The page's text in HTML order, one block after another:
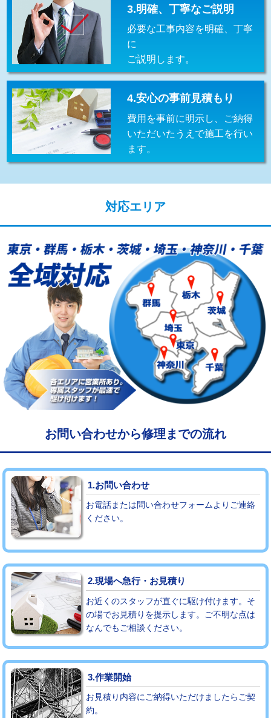
交換・取付（その他部品） 11,000円+材料費
持込商品取付（単水栓） 13,200円
持込商品取付（混合水栓） 16,500円
持込商品取付（浄水器・分岐水栓） 16,500円
給水管工事※（ホール加工) 16,500円
給水管工事※（バンド止め) 3,300円
給水管工事※（支持金具設置)
業)
給水管工事※（塩ビ管（VP・HI）使
用/3ｍまで)
33,000円
給水管工事※（塩ビ管（VP・HI）使
用（追加）/3ｍ超え)
+8,800円
給水管工事※（ライニング鋼管・銅
管・ポリ管・HT管使用/3ｍまで)
44,000円
給水管工事※（ライニング鋼管・銅
管・ポリ管・HT管使用/3ｍ超え)
+8,800円
マス交換（土の掘削・埋め戻し作業） 11,000円~
マス交換（深さ50㎝未満） 55,000円
マス交換（深さ50㎝以上） 66,000円
コンクリート斫り（厚さ10㎝まで）
コンクリート斫り（厚さ10㎝超え） 38,500円
モルタル補修（厚さ10㎝まで）
モルタル補修（厚さ10㎝超え） 38,500円
追加人工 16,500円
廃棄・処分 現場見積
※給水管工事は20mmまでの価格です。
3.明確、丁寧なご説明
必要な工事内容を明確、丁寧
に
ご説明します。
4.安心の事前見積もり
費用を事前に明示し、ご納得
いただいたうえで施工を行い
ます。
対応エリア
お問い合わせから修理までの流れ
1.お問い合わせ
お電話または問い合わせフォームよりご連絡
ください。
2.現場へ急行・お見積り
お近くのスタッフが直ぐに駆け付けます。そ
の場でお見積りを提示します。ご不明な点は
なんでもご相談ください。
3.作業開始
お見積り内容にご納得いただけましたらご契
約。